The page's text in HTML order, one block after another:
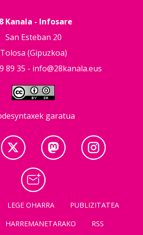
Kanala - Infosare
San Esteban 20
Tolosa (Gipuzkoa)
89 35 - info@28kanala.eus
garatua
LEGE OHARRA
PUBLIZITATEA
HARREMANETARAKO RSS